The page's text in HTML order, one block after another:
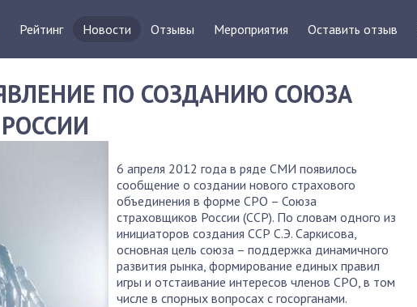
Рейтинг Новости Отзывы Мероприятия Оставить отзыв
ПО СОЗДАНИЮ СОЮЗА
6 апреля 2012 года в ряде СМИ появилось
сообщение о создании нового страхового
объединения в форме СРО – Союза
страховщиков России (ССР). По словам одного из
инициаторов создания ССР С.Э. Саркисова,
основная цель союза – поддержка динамичного
развития рынка, формирование единых правил
игры и отстаивание интересов членов СРО, в том
числе в спорных вопросах с госорганами.